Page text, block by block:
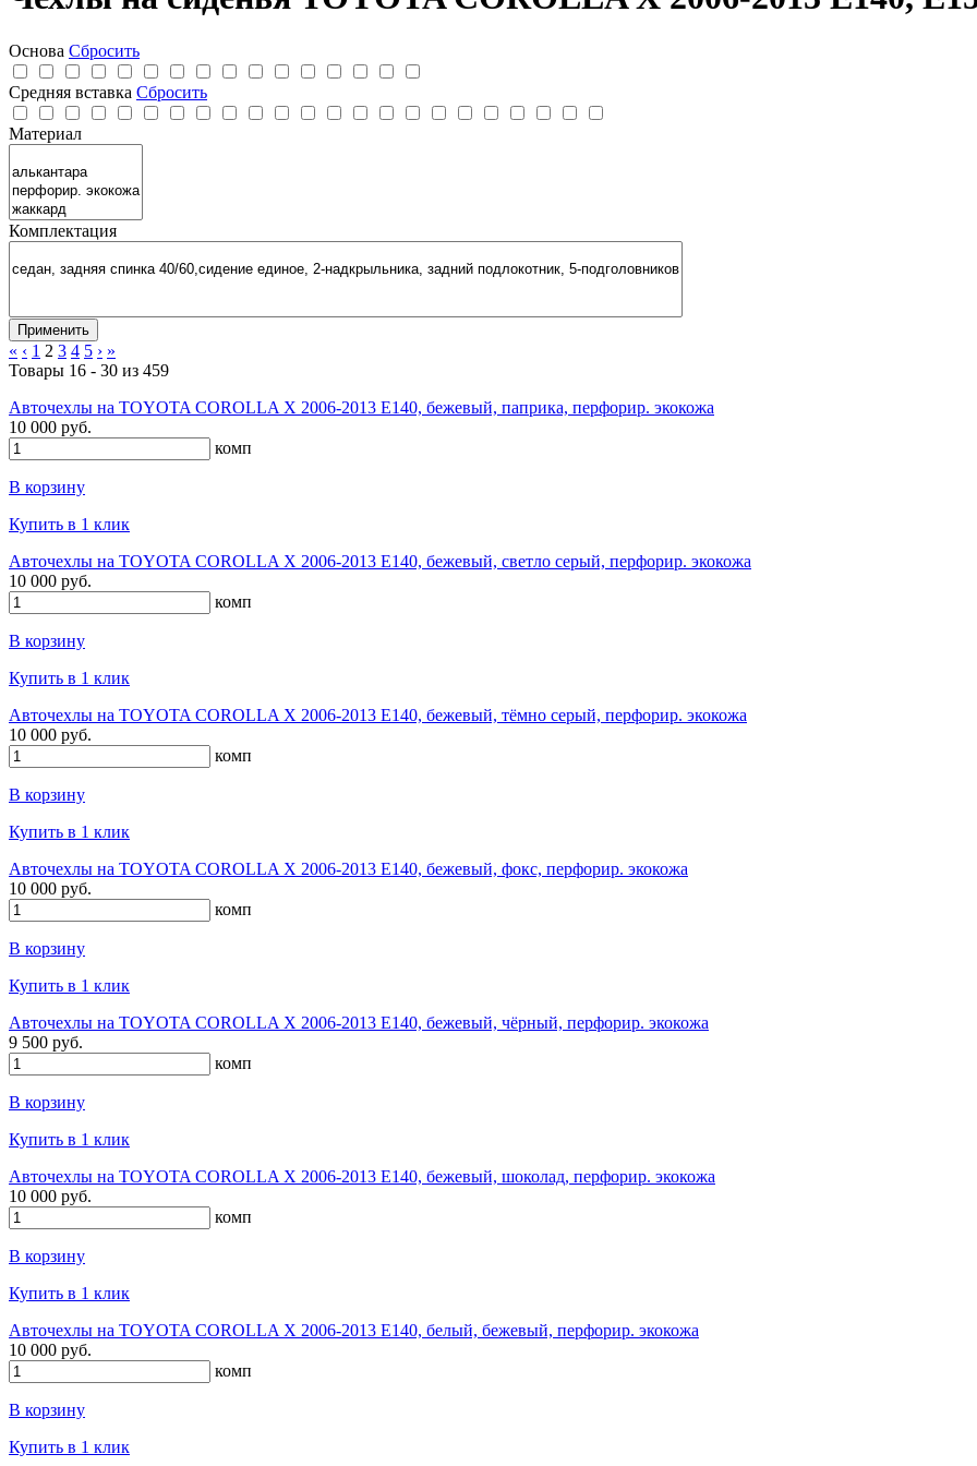
Основа Сбросить
Средняя вставка Сбросить
Материал
Комплектация
« ‹ 1 2 3 4 5 › »
Товары 16 - 30 из 459
Авточехлы на TOYOTA COROLLA X 2006-2013 E140, бежевый, паприка, перфорир. экокожа
10 000 руб.
комп
В корзину
Купить в 1 клик
Авточехлы на TOYOTA COROLLA X 2006-2013 E140, бежевый, светло серый, перфорир. экокожа
10 000 руб.
комп
В корзину
Купить в 1 клик
Авточехлы на TOYOTA COROLLA X 2006-2013 E140, бежевый, тёмно серый, перфорир. экокожа
10 000 руб.
комп
В корзину
Купить в 1 клик
Авточехлы на TOYOTA COROLLA X 2006-2013 E140, бежевый, фокс, перфорир. экокожа
10 000 руб.
комп
В корзину
Купить в 1 клик
Авточехлы на TOYOTA COROLLA X 2006-2013 E140, бежевый, чёрный, перфорир. экокожа
9 500 руб.
комп
В корзину
Купить в 1 клик
Авточехлы на TOYOTA COROLLA X 2006-2013 E140, бежевый, шоколад, перфорир. экокожа
10 000 руб.
комп
В корзину
Купить в 1 клик
Авточехлы на TOYOTA COROLLA X 2006-2013 E140, белый, бежевый, перфорир. экокожа
10 000 руб.
комп
В корзину
Купить в 1 клик